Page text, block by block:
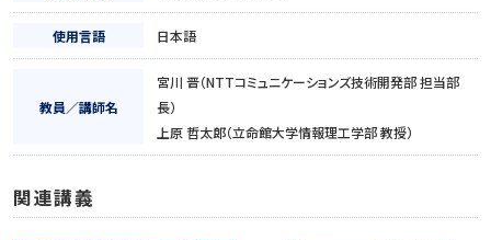
使用言語 日本語
教員／講師名
宮川 晋（NTTコミュニケーションズ技術開発部 担当部
長）
上原 哲太郎（立命館大学情報理工学部 教授）
関連講義